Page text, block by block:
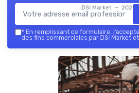
DSI Market — 2026
* En remplissant ce formulaire,
des fins commerciales par DSI Market